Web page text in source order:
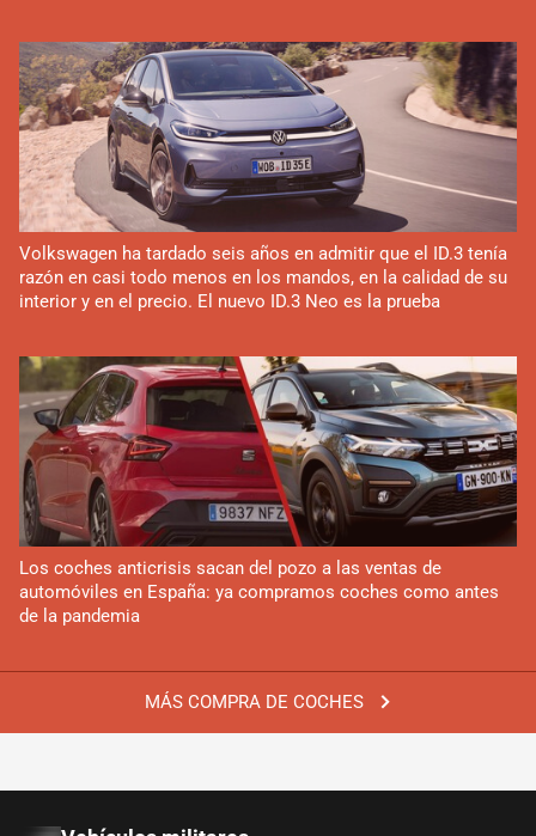
MÁS COMPRA DE COCHES
Volkswagen ha tardado seis años en admitir que el ID.3 tenía
razón en casi todo menos en los mandos, en la calidad de su
interior y en el precio. El nuevo ID.3 Neo es la prueba
Los coches anticrisis sacan del pozo a las ventas de
automóviles en España: ya compramos coches como antes
de la pandemia